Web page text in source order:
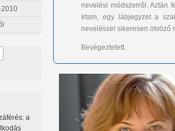
nevelési módszerről. Aztán
írtam, egy lábjegyzet a
neveléssel sikeresen ötvöző
Bevégeztetett.
2010
a